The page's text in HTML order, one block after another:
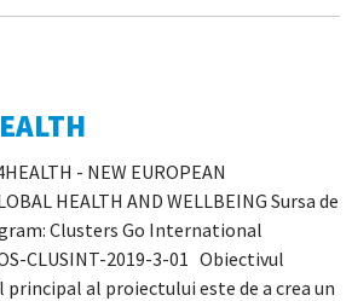
- NEW EUROPEAN
HEALTH AND WELLBEING Sursa de
Clusters Go International
CLUSINT-2019-3-01 Obiectivul
al proiectului este de a crea un